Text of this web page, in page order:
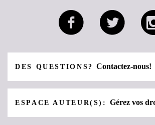
DES QUESTIONS?Contactez-nous!
ESPACE AUTEUR(S):Gérez vos